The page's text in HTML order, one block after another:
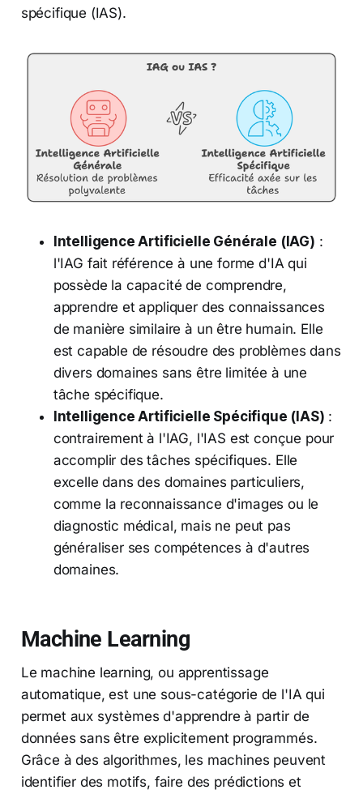
spécifique (IAS).
Intelligence Artificielle Générale (IAG) :
l'IAG fait référence à une forme d'IA qui
possède la capacité de comprendre,
apprendre et appliquer des connaissances
de manière similaire à un être humain. Elle
est capable de résoudre des problèmes dans
divers domaines sans être limitée à une
tâche spécifique.
Intelligence Artificielle Spécifique (IAS) :
contrairement à l'IAG, l'IAS est conçue pour
accomplir des tâches spécifiques. Elle
excelle dans des domaines particuliers,
comme la reconnaissance d'images ou le
diagnostic médical, mais ne peut pas
généraliser ses compétences à d'autres
domaines.
Machine Learning
Le machine learning, ou apprentissage
automatique, est une sous-catégorie de l'IA qui
permet aux systèmes d'apprendre à partir de
données sans être explicitement programmés.
Grâce à des algorithmes, les machines peuvent
identifier des motifs, faire des prédictions et